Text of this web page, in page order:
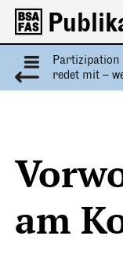
Partizipation
redet mit –
am